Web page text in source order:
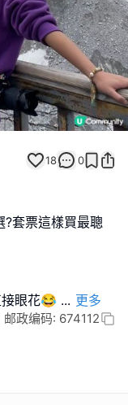
18 0
套票這樣買最聰
接眼花😂 ... 更多
政编码: 674112